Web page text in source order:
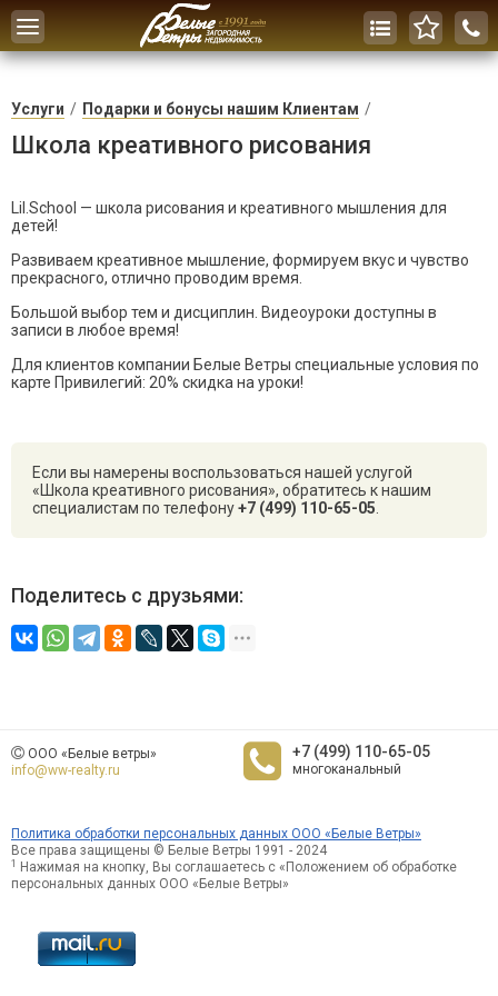
Toggle
navigation
Услуги Подарки и бонусы нашим Клиентам
Школа креативного рисования
Lil.School — школа рисования и креативного мышления для
детей!
Развиваем креативное мышление, формируем вкус и чувство
прекрасного, отлично проводим время.
Большой выбор тем и дисциплин. Видеоуроки доступны в
записи в любое время!
Для клиентов компании Белые Ветры специальные условия по
карте Привилегий: 20% скидка на уроки!
Если вы намерены воспользоваться нашей услугой
«Школа креативного рисования», обратитесь к нашим
специалистам по телефону+7 (499) 110-65-05
Поделитесь с друзьями:
ООО «Белые ветры»
info@ww-realty.ru
+7 (499) 110-65-05
многоканальный
Политика обработки персональных данных ООО «Белые Ветры»
Все права защищены © Белые Ветры 1991 - 2024
1
Нажимая на кнопку, Вы соглашаетесь с «Положением об обработке
персональных данных ООО «Белые Ветры»